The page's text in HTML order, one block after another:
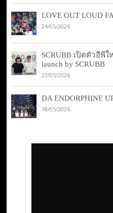
LOVE OUT LOUD
24/05/2026
SCRUBB เปิดตัวอีพีใ
launch by SCRUBB
23/05/2026
DA ENDORPHINE
18/05/2026